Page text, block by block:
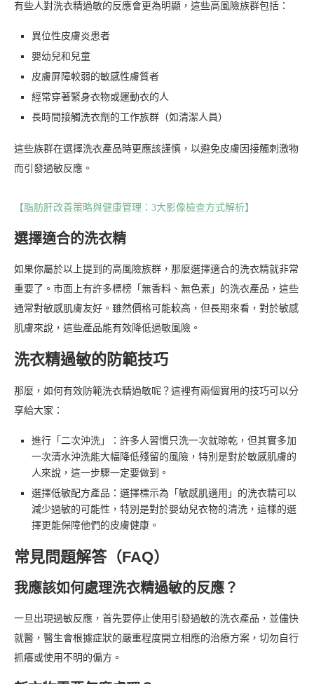
有些人對洗衣精過敏的反應會更為明顯，這些高風險族群包括：
異位性皮膚炎患者
嬰幼兒和兒童
皮膚屏障較弱的敏感性膚質者
經常穿著緊身衣物或運動衣的人
長時間接觸洗衣劑的工作族群（如清潔人員）
這些族群在選擇洗衣產品時更應該謹慎，以避免皮膚因接觸刺激物
而引發過敏反應。
【脂肪肝改善策略與健康管理：3大影像檢查方式解析】
選擇適合的洗衣精
如果你屬於以上提到的高風險族群，那麼選擇適合的洗衣精就非常
重要了。市面上有許多標榜「無香料、無色素」的洗衣產品，這些
通常對敏感肌膚友好。雖然價格可能較高，但長期來看，對於敏感
肌膚來說，這些產品能有效降低過敏風險。
洗衣精過敏的防範技巧
那麼，如何有效防範洗衣精過敏呢？這裡有兩個實用的技巧可以分
享給大家：
進行「二次沖洗」：許多人習慣只洗一次就晾乾，但其實多加
一次清水沖洗能大幅降低殘留的風險，特別是對於敏感肌膚的
人來說，這一步驟一定要做到。
選擇低敏配方產品：選擇標示為「敏感肌適用」的洗衣精可以
減少過敏的可能性，特別是對於嬰幼兒衣物的清洗，這樣的選
擇更能保障他們的皮膚健康。
常見問題解答（FAQ）
我應該如何處理洗衣精過敏的反應？
一旦出現過敏反應，首先要停止使用引發過敏的洗衣產品，並儘快
就醫，醫生會根據症狀的嚴重程度開立相應的治療方案，切勿自行
抓癢或使用不明的偏方。